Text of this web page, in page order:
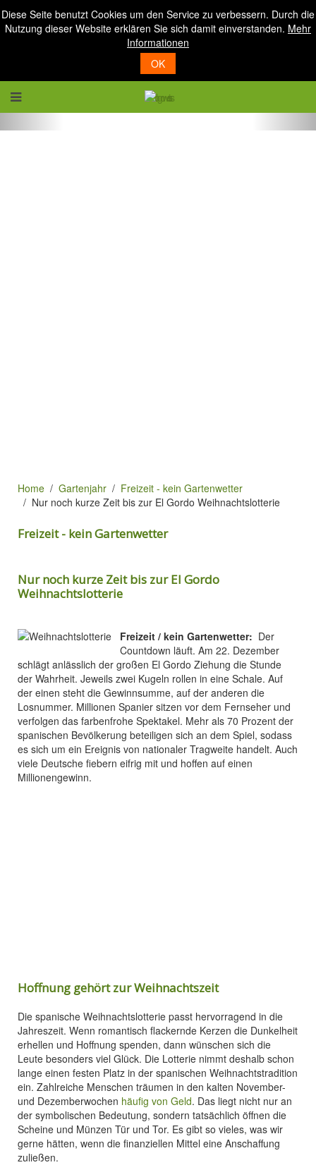
Diese Seite benutzt Cookies um den Service zu verbessern. Durch die
Nutzung dieser Website erklären Sie sich damit einverstanden. Mehr
Informationen
OK
Home Gartenjahr
Freizeit - kein Gartenwetter
Nur noch kurze Zeit bis zur El Gordo Weihnachtslotterie
Freizeit - kein Gartenwetter
Nur noch kurze Zeit bis zur El Gordo
Weihnachtslotterie
Freizeit / kein Gartenwetter: Der
Countdown läuft. Am 22. Dezember
schlägt anlässlich der großen El Gordo Ziehung die Stunde
der Wahrheit. Jeweils zwei Kugeln rollen in eine Schale. Auf
der einen steht die Gewinnsumme, auf der anderen die
Losnummer. Millionen Spanier sitzen vor dem Fernseher und
verfolgen das farbenfrohe Spektakel. Mehr als 70 Prozent der
spanischen Bevölkerung beteiligen sich an dem Spiel, sodass
es sich um ein Ereignis von nationaler Tragweite handelt. Auch
viele Deutsche fiebern eifrig mit und hoffen auf einen
Millionengewinn.
Hoffnung gehört zur Weihnachtszeit
Die spanische Weihnachtslotterie passt hervorragend in die
Jahreszeit. Wenn romantisch flackernde Kerzen die Dunkelheit
erhellen und Hoffnung spenden, dann wünschen sich die
Leute besonders viel Glück. Die Lotterie nimmt deshalb schon
lange einen festen Platz in der spanischen Weihnachtstradition
ein. Zahlreiche Menschen träumen in den kalten November-
und Dezemberwochen häufig von Geld. Das liegt nicht nur an
der symbolischen Bedeutung, sondern tatsächlich öffnen die
Scheine und Münzen Tür und Tor. Es gibt so vieles, was wir
gerne hätten, wenn die finanziellen Mittel eine Anschaffung
zuließen.